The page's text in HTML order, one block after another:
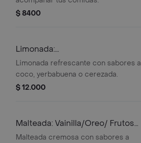
$ 8400
Limonada:
Coco/Yerbabuena/Cerezada
Limonada refrescante con sabores a
coco, yerbabuena o cerezada.
$ 12.000
Malteada: Vainilla/Oreo/ Frutos
Rojos
Malteada cremosa con sabores a